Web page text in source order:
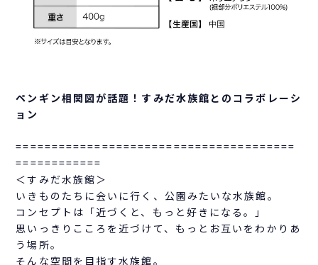
ペンギン相関図が話題！すみだ水族館とのコラボレーシ
ョン
=======================================
============
＜すみだ水族館＞
いきものたちに会いに行く、公園みたいな水族館。
コンセプトは「近づくと、もっと好きになる。」
思いっきりこころを近づけて、もっとお互いをわかりあ
う場所。
そんな空間を目指す水族館。